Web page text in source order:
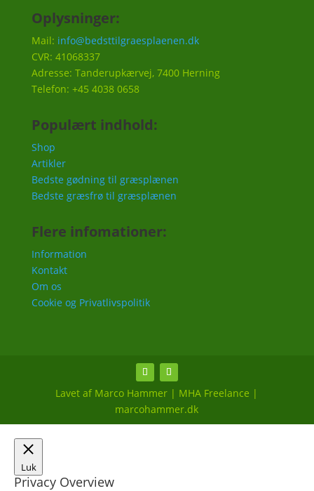
Oplysninger:
Mail: info@bedsttilgraesplaenen.dk
CVR: 41068337
Adresse: Tanderupkærvej, 7400 Herning
Telefon: +45 4038 0658
Populært indhold:
Shop
Artikler
Bedste gødning til græsplænen
Bedste græsfrø til græsplænen
Flere infomationer:
Information
Kontakt
Om os
Cookie og Privatlivspolitik
Lavet af Marco Hammer | MHA Freelance |
marcohammer.dk
Luk
Privacy Overview